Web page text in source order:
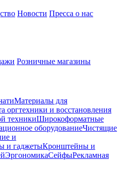
Новости Пресса о нас
Розничные магазины
Материалы для
оргтехники и восстановления
техникиШирокоформатные
оборудованиеЧистящие
и
и гаджетыКронштейны и
ЭргономикаСейфыРекламная